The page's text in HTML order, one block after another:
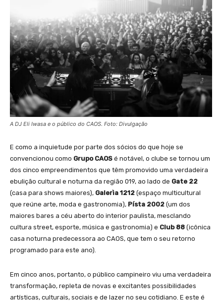
A DJ Eli Iwasa e o público do CAOS. Foto: Divulgação
E como a inquietude por parte dos sócios do que hoje se
convencionou como Grupo CAOS é notável, o clube se tornou um
dos cinco empreendimentos que têm promovido uma verdadeira
ebulição cultural e noturna da região 019, ao lado de Gate 22
(casa para shows maiores), Galerìa 1212 (espaço multicultural
que reúne arte, moda e gastronomia), Písta 2002 (um dos
maiores bares a céu aberto do interior paulista, mesclando
cultura street, esporte, música e gastronomia) e Club 88 (icônica
casa noturna predecessora ao CAOS, que tem o seu retorno
programado para este ano).
Em cinco anos, portanto, o público campineiro viu uma verdadeira
transformação, repleta de novas e excitantes possibilidades
artísticas, culturais, sociais e de lazer no seu cotidiano. E este é